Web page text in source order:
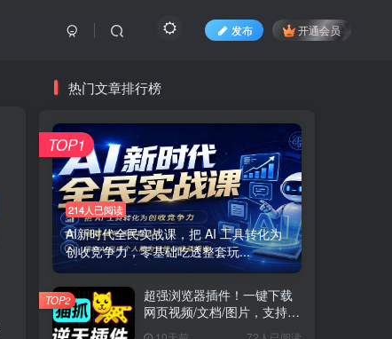
发布 开通会员
热门文章排行榜
214人已阅读
AI新时代全民实战课，把 AI 工具转化为
创收竞争力，零基础吃透整套玩...
TOP1
超强浏览器插件！一键下载
网页视频/文档/图片，支持
TOP2